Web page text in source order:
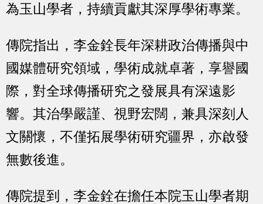
為玉山學者，持續貢獻其深厚學術專業。
傳院指出，李金銓長年深耕政治傳播與中
國媒體研究領域，學術成就卓著，享譽國
際，對全球傳播研究之發展具有深遠影
響。其治學嚴謹、視野宏闊，兼具深刻人
文關懷，不僅拓展學術研究疆界，亦啟發
無數後進。
傳院提到，李金銓在擔任本院玉山學者期